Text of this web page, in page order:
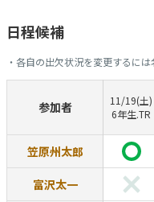
日程候補
・各自の出欠状況を変更するに
参加者
11/19(土)
6年生.TR
笠原州太郎
富沢太一